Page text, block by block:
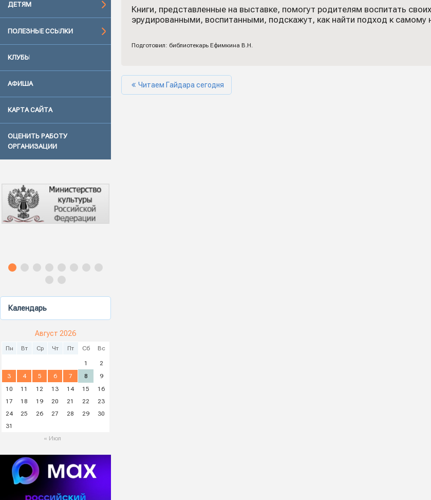
ДЕТЯМ
ПОЛЕЗНЫЕ ССЫЛКИ
КЛУБЫ
АФИША
КАРТА САЙТА
ОЦЕНИТЬ РАБОТУ
ОРГАНИЗАЦИИ
Календарь
Август 2026
Пн Вт Ср Чт Пт Сб Вс
1
2
3
4 5 6 7 8
9
10
11 12 13 14 15
16
17
18 19 20 21 22
23
24
25 26 27 28 29
30
31
« Июл
Книги, представленные на выставке, помогут родителям воспитать
эрудированными, воспитанными, подскажут, как найти подход к
Подготовил: библиотекарь Ефимкина В.Н.
Читаем Гайдара сегодня